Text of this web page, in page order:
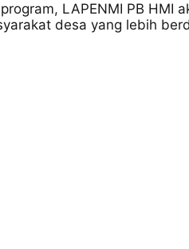
LAPENMI PB HMI
desa yang lebih